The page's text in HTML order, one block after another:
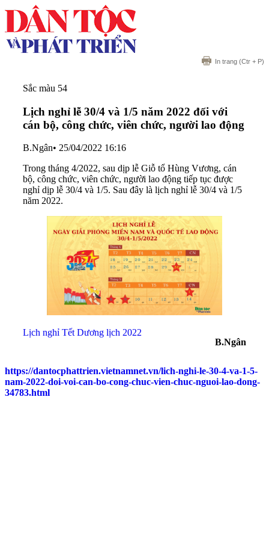
In trang (Ctr + P)
Sắc màu 54
Lịch nghỉ lễ 30/4 và 1/5 năm 2022 đối với
cán bộ, công chức, viên chức, người lao động
B.Ngân• 25/04/2022 16:16
Trong tháng 4/2022, sau dịp lễ Giỗ tổ Hùng Vương, cán
bộ, công chức, viên chức, người lao động tiếp tục được
nghỉ dịp lễ 30/4 và 1/5. Sau đây là lịch nghỉ lễ 30/4 và 1/5
năm 2022.
Lịch nghỉ Tết Dương lịch 2022
B.Ngân
https://dantocphattrien.vietnamnet.vn/lich-nghi-le-30-4-va-1-5-
nam-2022-doi-voi-can-bo-cong-chuc-vien-chuc-nguoi-lao-dong-
34783.html